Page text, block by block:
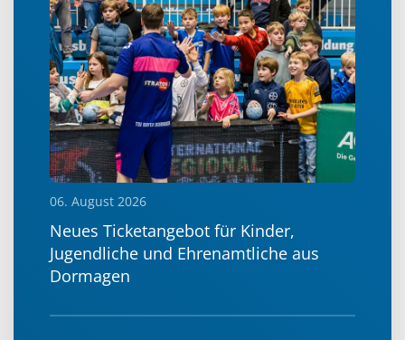
06. August 2026
Neues Ticketangebot für Kinder,
Jugendliche und Ehrenamtliche aus
Dormagen